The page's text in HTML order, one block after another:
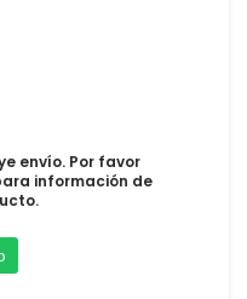
envío. Por favor
información de